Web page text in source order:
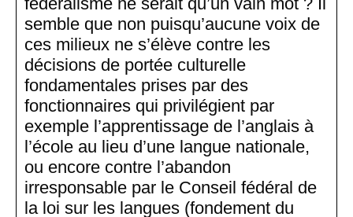
semble que non puisqu’aucune voix de
ces milieux ne s’élève contre les
décisions de portée culturelle
fondamentales prises par des
fonctionnaires qui privilégient par
exemple l’apprentissage de l’anglais à
l’école au lieu d’une langue nationale,
ou encore contre l’abandon
irresponsable par le Conseil fédéral de
la loi sur les langues (fondement du